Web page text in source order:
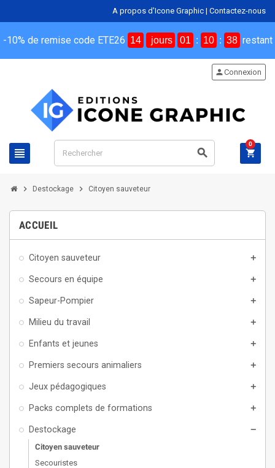
A propos d'Icone Graphic | Contactez-nous
-10% de remise code ETE26 14 jours 01 : 10 : 38 restant
view_headline search
personConnexion
shopping_cart
0
chevron_right Destockage chevron_right Citoyen sauveteur
ACCUEIL
Citoyen sauveteur add
Secours en équipe add
Sapeur-Pompier add
Milieu du travail add
Enfants et jeunes add
Premiers secours animaliers add
Jeux pédagogiques add
Packs complets de formations add
Destockage remove
Citoyen sauveteur
Secouristes